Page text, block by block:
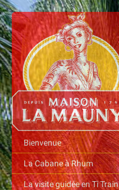
Bienvenue
La Cabane à Rhum
La visite guidée en Ti Train